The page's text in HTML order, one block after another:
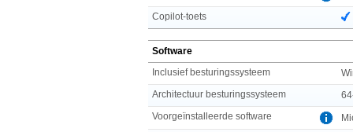
Copilot-toets
Software
Inclusief besturingssysteem
Architectuur besturingssysteem
Voorgeïnstalleerde software